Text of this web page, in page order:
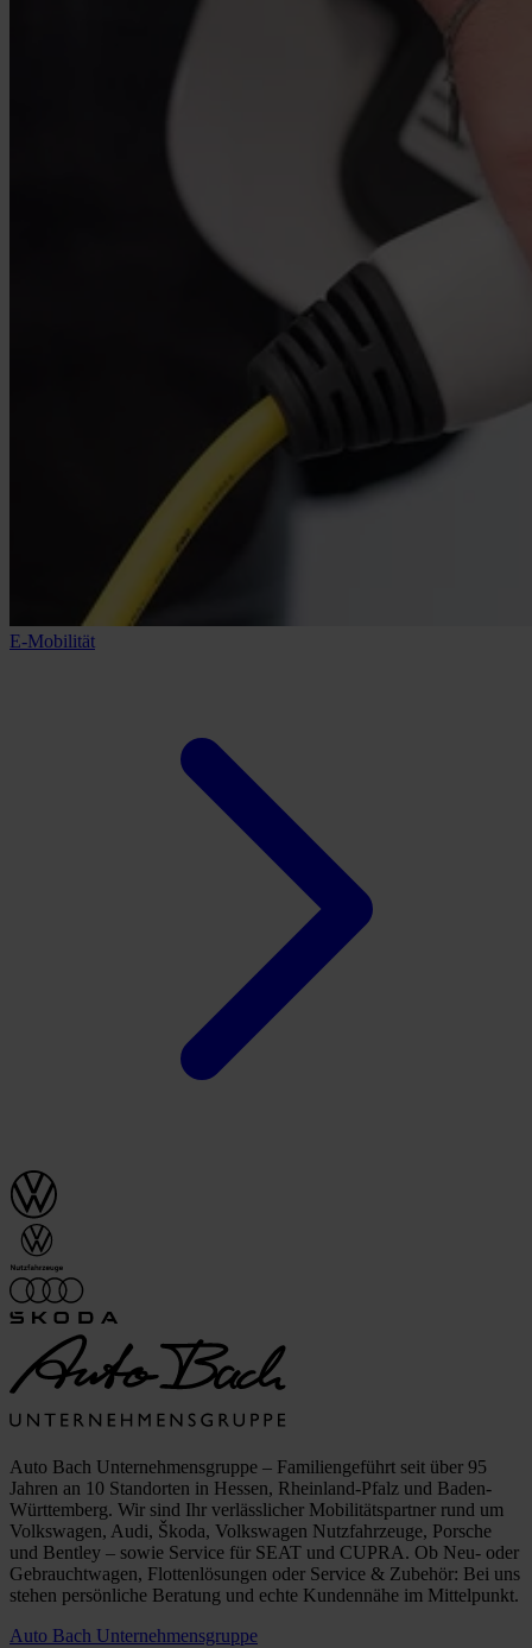
E-Mobilität
Auto Bach Unternehmensgruppe – Familiengeführt seit über 95
Jahren an 10 Standorten in Hessen, Rheinland-Pfalz und Baden-
Württemberg. Wir sind Ihr verlässlicher Mobilitätspartner rund um
Volkswagen, Audi, Škoda, Volkswagen Nutzfahrzeuge, Porsche
und Bentley – sowie Service für SEAT und CUPRA. Ob Neu- oder
Gebrauchtwagen, Flottenlösungen oder Service & Zubehör: Bei uns
stehen persönliche Beratung und echte Kundennähe im Mittelpunkt.
Auto Bach Unternehmensgruppe